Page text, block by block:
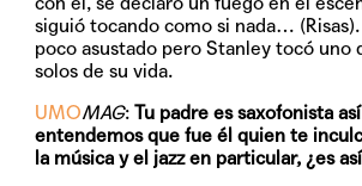
siguió tocando como si nada… (Risas).
poco asustado pero Stanley tocó uno
solos de su vida.
UMOMAG:Tu padre es saxofonista
entendemos que fue él quien te
la música y el jazz en particular, ¿es